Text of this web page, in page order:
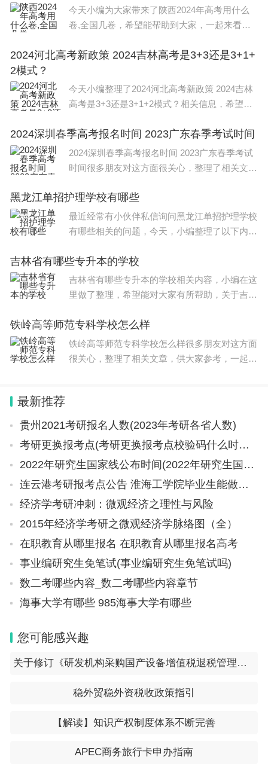
今天小编为大家带来了陕西2024年高考用什么
卷,全国几卷，希望能帮助到大家，一起来看看
试中心组织命制的满分750分，其中语文150
2024河北高考新政策 2024吉林高考是3+3还是3+1+
2模式？
今天小编整理了2024河北高考新政策 2024吉林
高考是3+3还是3+1+2模式？相关信息，希望在
下： 单独招生是教育部为进一步完善具有中国
特色的高等职
2024深圳春季高考报名时间 2023广东春季考试时间
2024深圳春季高考报名时间 2023广东春季考试
时间很多朋友对这方面很关心，整理了相关文
息： 广东2023年春季高考：依学考录取将于202
2年11月1日至10日报名。
黑龙江单招护理学校有哪些
最近经常有小伙伴私信询问黑龙江单招护理学校
有哪些相关的问题，今天，小编整理了以下内
职单招招生计划，有护理的公办学校有：黑龙江
护理高等专科学校、大庆医
吉林省有哪些专升本的学校
吉林省有哪些专升本的学校相关内容，小编在这
里做了整理，希望能对大家有所帮助，关于吉林
吧！ 1，长春财经学院 长春财经学院（Changch
un University Of Financ
铁岭高等师范专科学校怎么样
铁岭高等师范专科学校怎么样很多朋友对这方面
很关心，整理了相关文章，供大家参考，一起来
最新推荐
贵州2021考研报名人数(2023年考研各省人数)
考研更换报考点(考研更换报考点校验码什么时候出)
2022年研究生国家线公布时间(2022年研究生国家线公布时间最新消息)
连云港考研报考点公告 淮海工学院毕业生能做老师的吗我不打算考研
经济学考研冲刺：微观经济之理性与风险
2015年经济学考研之微观经济学脉络图（全）
在职教育从哪里报名 在职教育从哪里报名高考
事业编研究生免笔试(事业编研究生免笔试吗)
数二考哪些内容_数二考哪些内容章节
海事大学有哪些 985海事大学有哪些
您可能感兴趣
关于修订《研发机构采购国产设备增值税退税管理办法》的公告（国家税务总局公告2023年第20号）
稳外贸稳外资税收政策指引
【解读】知识产权制度体系不断完善
APEC商务旅行卡申办指南